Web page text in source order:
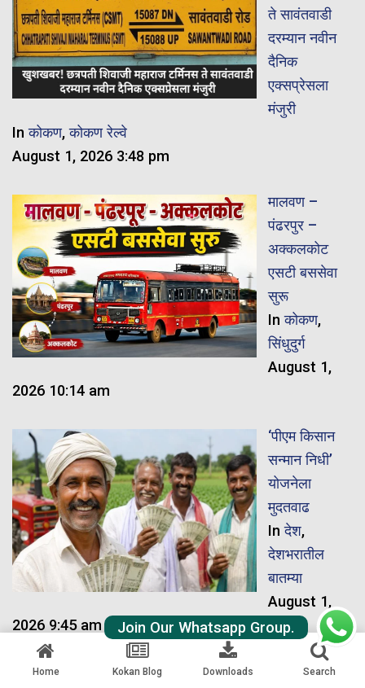
ते सावंतवाडी
दरम्यान नवीन
दैनिक
एक्सप्रेसला
मंजुरी
Inकोकण,कोकण रेल्वे
August 1, 2026 3:48 pm
मालवण –
पंढरपुर –
अक्कलकोट
एसटी बससेवा
सुरू
Inकोकण,
सिंधुदुर्ग
August 1,
2026 10:14 am
‘पीएम किसान
सन्मान निधी’
योजनेला
मुदतवाढ
Inदेश,
देशभरातील
बातम्या
August 1,
2026 9:45 am
Railway
Home Kokan Blog Downloads Search
Join Our Whatsapp Group.